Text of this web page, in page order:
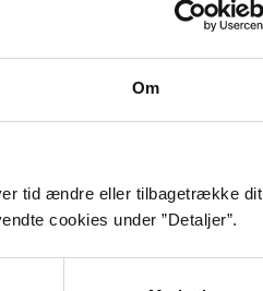
Om
tid ændre eller tilbagetrække dit
cookies under ”Detaljer”.